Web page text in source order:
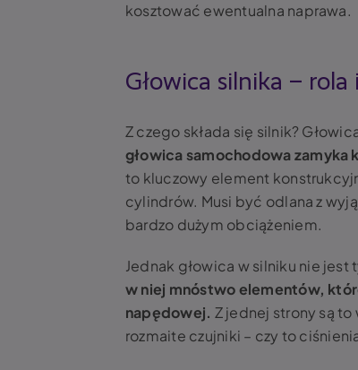
kosztować ewentualna naprawa.
Głowica silnika – rola
Z czego składa się silnik?
głowica samochodowazamyka
to kluczowy element
cylindrów. Musi być odlana z
bardzo dużym obciążeniem.
Jednak głowica w silniku nie jest
w niej mnóstwo elementów,
napędowej. Z jednej strony są
rozmaite czujniki – czy to